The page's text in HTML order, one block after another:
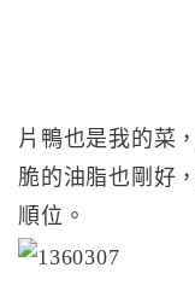
片鴨也是我的菜
脆的油脂也剛好
順位。